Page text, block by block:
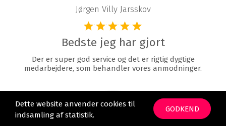
Jørgen Villy Jarsskov
Bedste jeg har gjort
Der er super god service og det er rigtig dygtige
medarbejdere, som behandler vores anmodninger.
Dette website anvender cookies til
indsamling af statistik.
GODKEND